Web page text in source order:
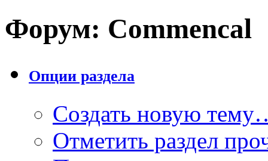
Форум: Commencal
Опции раздела
Создать новую
Отметить раздел